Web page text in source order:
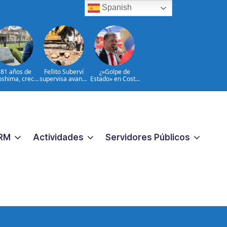
años de
crece
de Japón
Fellito Suberví
supervisa avance
cañada Juan
¿»Golpe de
Estado» en Costa
democracia en
Actividades Servidores Públicos
Spanish